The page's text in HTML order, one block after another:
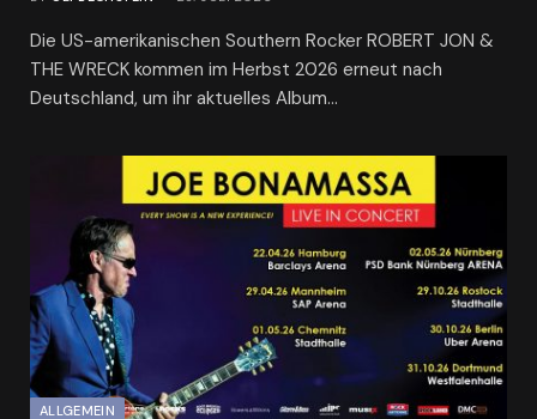
Die US-amerikanischen Southern Rocker ROBERT JON &
THE WRECK kommen im Herbst 2026 erneut nach
Deutschland, um ihr aktuelles Album…
ALLGEMEIN